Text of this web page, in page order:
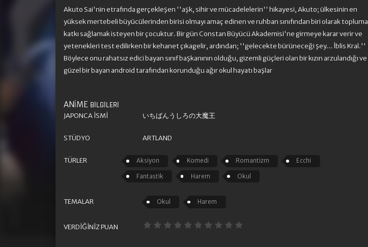
Akuto Sai'nin etrafında gerçekleşen ''aşk, sihir ve mücadelelerin'' hikayesi, Akuto; ülkesinin en
yüksek mertebeli büyücülerinden birisi olmayı amaç edinen ve ruhban sınıfından biri olarak topluma
katkı sağlamak isteyen bir çocuktur. Bir gün Constan Büyücü Akademisi'ne girmeye karar verir ve
yetenekleri test edilirken bir kehanet çıkagelir, ardından; ''gelecekte bürüneceği şey... İblis Kral.''
Böylece onu rahatsız edici bayan sınıf başkanının olduğu, gizemli güçleri olan bir kızın arzulandığı ve
güzel bir bayan android tarafından korunduğu ağır okul hayatı başlar
ANIMEBILGILERI
JAPONCA İSMI いちばんうしろの大魔王
STÜDYO ARTLAND
TÜRLER Aksiyon Komedi Romantizm Ecchi
Fantastik Harem Okul
TEMALAR Okul Harem
VERDIĞINIZ PUAN